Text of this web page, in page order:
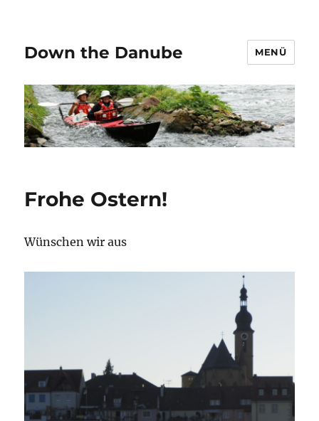
Down the Danube MENÜ
Frohe Ostern!
Wünschen wir aus